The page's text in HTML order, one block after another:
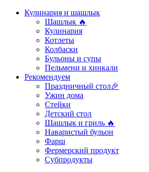
Кулинария и шашлык
Шашлык 🔥
Кулинария
Котлеты
Колбаски
Бульоны и супы
Пельмени и хинкали
Рекомендуем
Праздничный стол🎉
Ужин дома
Стейки
Детский стол
Шашлык и гриль 🔥
Наваристый бульон
Фарш
Фермерский продукт
Субпродукты